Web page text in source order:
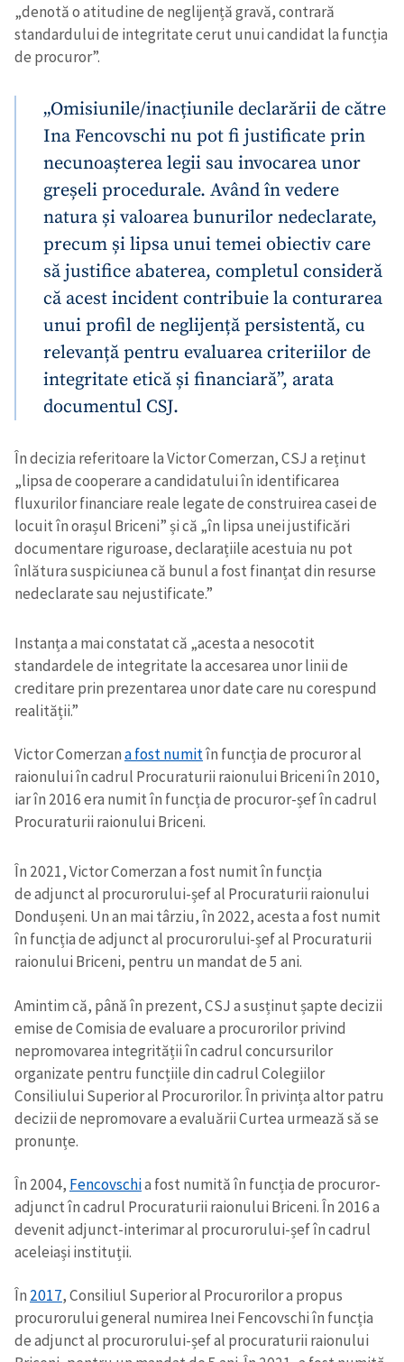
„denotă o atitudine de neglijență gravă, contrară
standardului de integritate cerut unui candidat la funcția
de procuror”.
„Omisiunile/inacțiunile declarării de către
Ina Fencovschi nu pot fi justificate prin
necunoașterea legii sau invocarea unor
greșeli procedurale. Având în vedere
natura și valoarea bunurilor nedeclarate,
precum și lipsa unui temei obiectiv care
să justifice abaterea, completul consideră
că acest incident contribuie la conturarea
unui profil de neglijență persistentă, cu
relevanță pentru evaluarea criteriilor de
integritate etică și financiară”, arata
documentul CSJ.
În decizia referitoare la Victor Comerzan, CSJ a reținut
„lipsa de cooperare a candidatului în identificarea
fluxurilor financiare reale legate de construirea casei de
locuit în orașul Briceni” și că „în lipsa unei justificări
documentare riguroase, declarațiile acestuia nu pot
înlătura suspiciunea că bunul a fost finanțat din resurse
nedeclarate sau nejustificate.”
Instanța a mai constatat că „acesta a nesocotit
standardele de integritate la accesarea unor linii de
creditare prin prezentarea unor date care nu corespund
realității.”
Victor Comerzana fost numitîn funcția de procuror al
raionului în cadrul Procuraturii raionului Briceni în 2010,
iar în 2016 era numit în funcția de procuror-șef în cadrul
Procuraturii raionului Briceni.
În 2021, Victor Comerzan a fost numit în funcția
de adjunct al procurorului-șef al Procuraturii raionului
Dondușeni. Un an mai târziu, în 2022, acesta a fost numit
în funcția de adjunct al procurorului-șef al Procuraturii
raionului Briceni, pentru un mandat de 5 ani.
Amintim că, până în prezent, CSJ a susținut șapte decizii
emise de Comisia de evaluare a procurorilor privind
nepromovarea integrității în cadrul concursurilor
organizate pentru funcțiile din cadrul Colegiilor
Consiliului Superior al Procurorilor. În privința altor patru
decizii de nepromovare a evaluării Curtea urmează să se
pronunțe.
În 2004, Fencovschia fost numită în funcția de procuror-
adjunct în cadrul Procuraturii raionului Briceni. În 2016 a
devenit adjunct-interimar al procurorului-șef în cadrul
aceleiași instituții.
În 2017, Consiliul Superior al Procurorilor a propus
procurorului general numirea Inei Fencovschi în funcția
de adjunct al procurorului-șef al procuraturii raionului